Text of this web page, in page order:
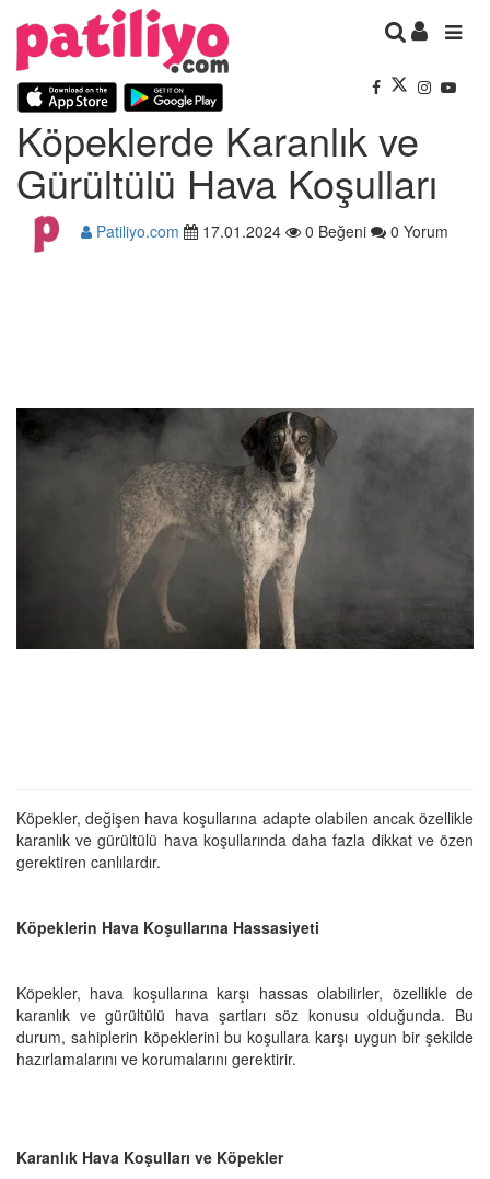
Köpeklerde Karanlık ve
Gürültülü Hava Koşulları
Patiliyo.com 17.01.2024 0 Beğeni 0 Yorum
Köpekler, değişen hava koşullarına adapte olabilen ancak özellikle
karanlık ve gürültülü hava koşullarında daha fazla dikkat ve özen
gerektiren canlılardır.
Köpeklerin Hava Koşullarına Hassasiyeti
Köpekler, hava koşullarına karşı hassas olabilirler, özellikle de
karanlık ve gürültülü hava şartları söz konusu olduğunda. Bu
durum, sahiplerin köpeklerini bu koşullara karşı uygun bir şekilde
hazırlamalarını ve korumalarını gerektirir.
Karanlık Hava Koşulları ve Köpekler